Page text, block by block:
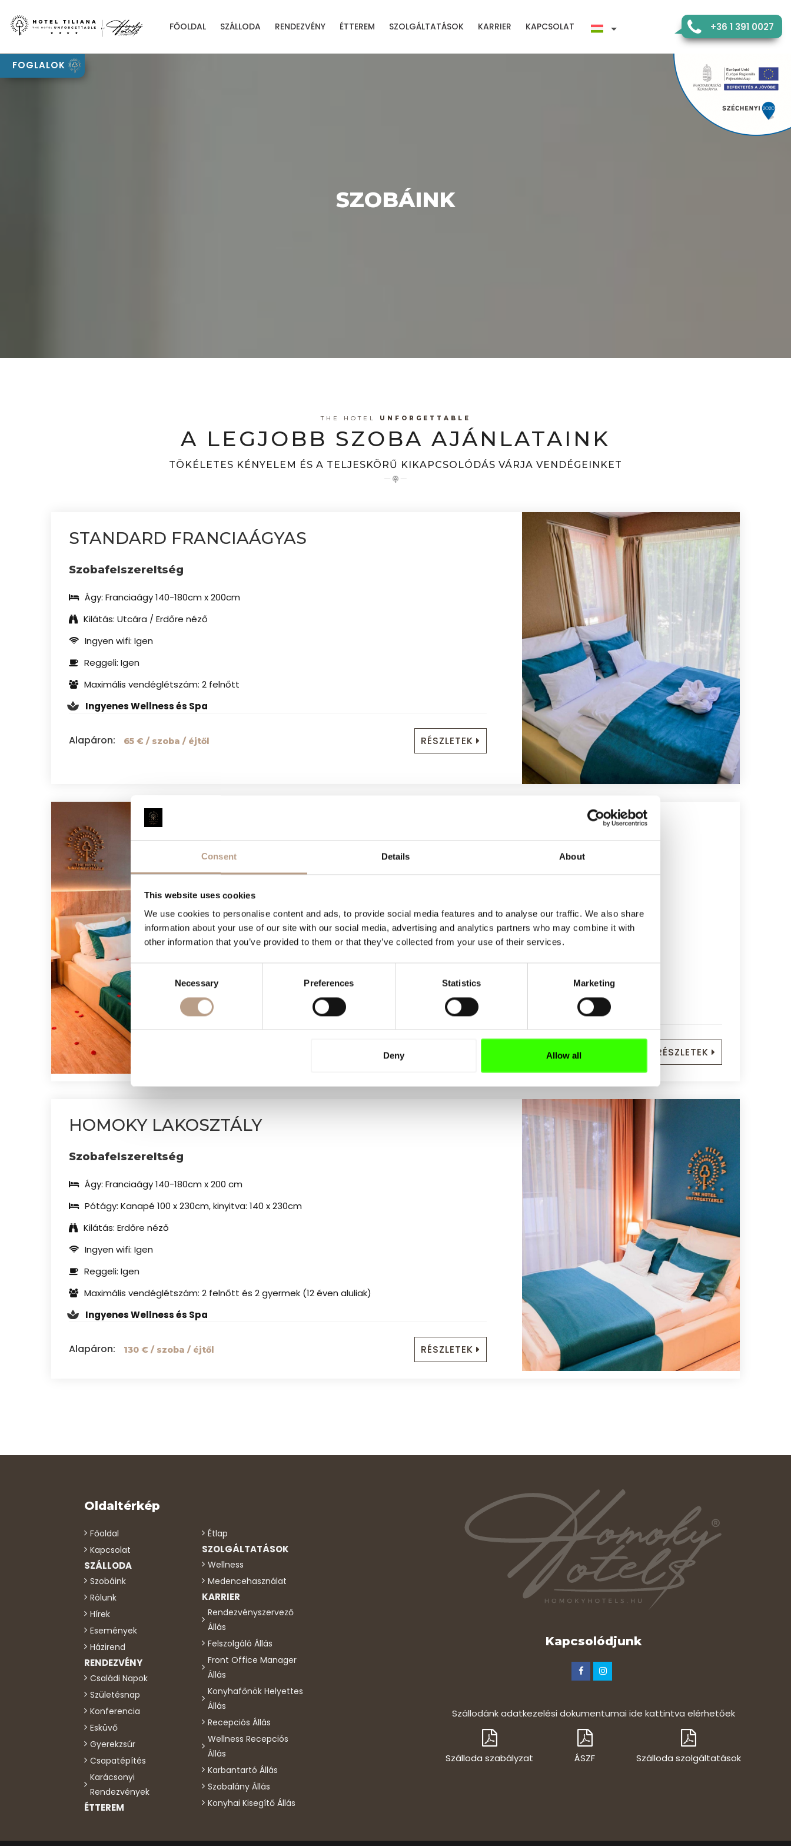
Consent Details About
This website uses cookies
We use cookies to personalise content and ads, to provide social media features and to analyse our traffic. We also share
information about your use of our site with our social media, advertising and analytics partners who may combine it with
other information that you’ve provided to them or that they’ve collected from your use of their services.
Consent
Selection
Necessary Preferences Statistics Marketing
Deny Allow all
FŐOLDAL SZÁLLODA RENDEZVÉNY ÉTTEREM SZOLGÁLTATÁSOK KARRIER KAPCSOLAT 7200 193 1 63+
FOGLALOK Pályázatok
SZOBÁINK
THE HOTEL UNFORGETTABLE
A LEGJOBB SZOBA AJÁNLATAINK
TÖKÉLETES KÉNYELEM ÉS A TELJESKÖRŰ KIKAPCSOLÓDÁS VÁRJA VENDÉGEINKET
STANDARD FRANCIAÁGYAS
Szobafelszereltség
Ágy: Franciaágy 140-180cm x 200cm
Kilátás: Utcára / Erdőre néző
Ingyen wifi: Igen
Reggeli: Igen
Maximális vendéglétszám: 2 felnőtt
Ingyenes Wellness és Spa
Alapáron: 65 € / szoba / éjtől RÉSZLETEK
Szobafelszereltség
Pótágy
Kanapé 100 x 230cm, kinyitva: 140 x 230cm
Kilátás:Utcára/Erdőre néző
Maximális vendéglétszám
2 felnőtt és 2 gyermek (12 éven aluliak)
Ingyenes Wellness és Spa
/ szoba / éjtől RÉSZLETEK
HOMOKY LAKOSZTÁLY
Szobafelszereltség
Ágy: Franciaágy 140-180cm x 200 cm
Pótágy: Kanapé 100 x 230cm, kinyitva: 140 x 230cm
Kilátás: Erdőre néző
Ingyen wifi: Igen
Reggeli: Igen
Maximális vendéglétszám: 2 felnőtt és 2 gyermek (12 éven aluliak)
Ingyenes Wellness és Spa
Alapáron: 130 € / szoba / éjtől RÉSZLETEK
Oldaltérkép
Főoldal
Kapcsolat
SZÁLLODA
Szobáink
Rólunk
Hírek
Események
Házirend
RENDEZVÉNY
Családi Napok
Születésnap
Konferencia
Esküvő
Gyerekzsúr
Csapatépítés
Karácsonyi
Rendezvények
ÉTTEREM
Étlap
SZOLGÁLTATÁSOK
Wellness
Medencehasználat
KARRIER
Rendezvényszervező
Állás
Felszolgáló Állás
Front Office Manager
Állás
Konyhafőnök Helyettes
Állás
Recepciós Állás
Wellness Recepciós
Állás
Karbantartó Állás
Szobalány Állás
Konyhai Kisegítő Állás
Kapcsolódjunk
Szállodánk adatkezelési dokumentumai ide kattintva elérhetőek
Szálloda szabályzat ÁSZF Szálloda szolgáltatások